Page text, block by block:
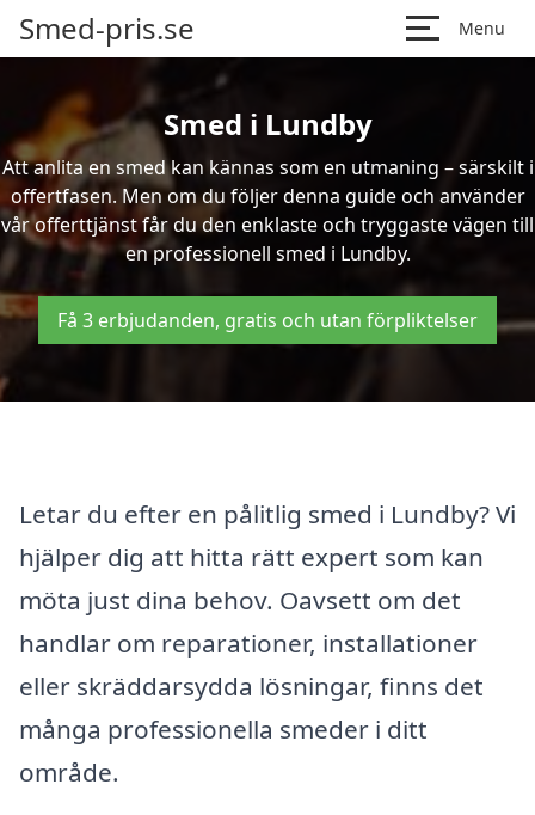
Smed-pris.se Menu
Smed i Lundby
Att anlita en smed kan kännas som en utmaning – särskilt i
offertfasen. Men om du följer denna guide och använder
vår offerttjänst får du den enklaste och tryggaste vägen till
en professionell smed i Lundby.
Få 3 erbjudanden, gratis och utan förpliktelser
Letar du efter en pålitlig smed i Lundby? Vi
hjälper dig att hitta rätt expert som kan
möta just dina behov. Oavsett om det
handlar om reparationer, installationer
eller skräddarsydda lösningar, finns det
många professionella smeder i ditt
område.